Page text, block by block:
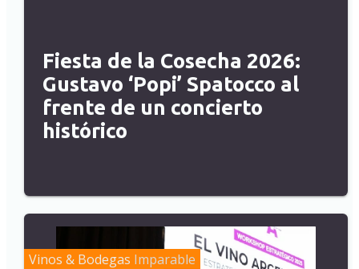
Fiesta de la Cosecha 2026:
Gustavo ‘Popi’ Spatocco al
frente de un concierto
histórico
Vinos & Bodegas Imparable